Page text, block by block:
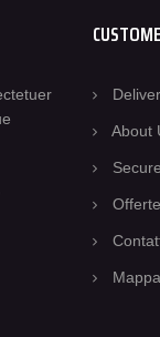
About
Offerte